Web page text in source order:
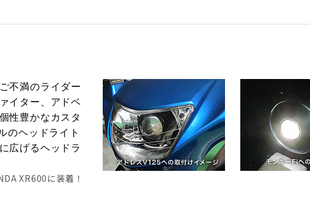
不満のライダー
イター、アドベ
性豊かなカスタ
のヘッドライト
広げるヘッドラ
XR600に装着！